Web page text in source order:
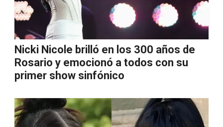
Nicki Nicole brilló en los 300 años de
Rosario y emocionó a todos con su
primer show sinfónico